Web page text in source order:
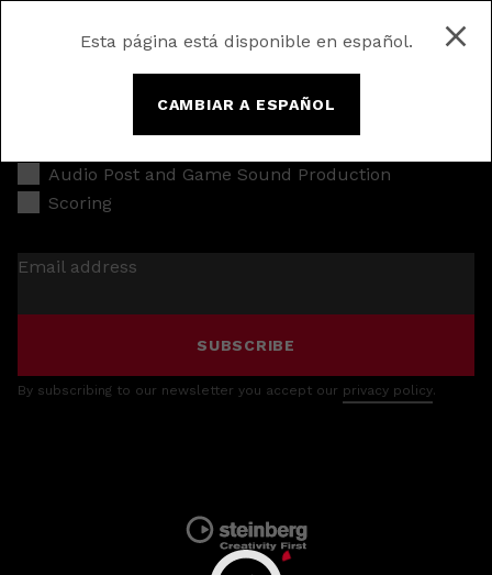
Esta página está disponible en español.
CAMBIAR A ESPAÑOL
Audio Post and Game Sound Production
Scoring
Email address
SUBSCRIBE
By subscribing to our newsletter you accept our privacy policy.